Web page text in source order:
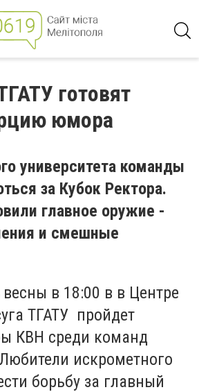
готовят
юмора
университета команды
за Кубок Ректора.
главное оружие -
и смешные
в 18:00 в в Центре
ТГАТУ пройдет
КВН среди команд
искрометного
борьбу за главный